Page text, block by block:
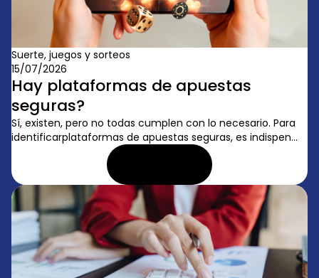
Suerte, juegos y sorteos
15/07/2026
Hay plataformas de apuestas
seguras?
Sí, existen, pero no todas cumplen con lo necesario. Para
identificarplataformas de apuestas seguras, es indispen...